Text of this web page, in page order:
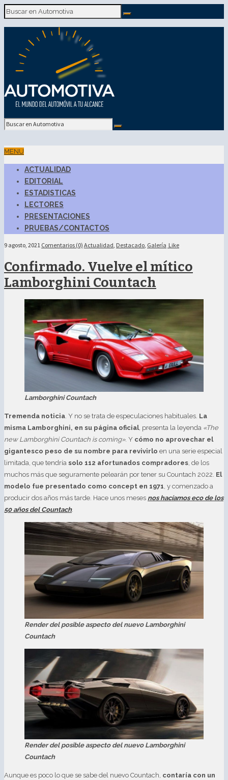
MENU
ACTUALIDAD
EDITORIAL
ESTADISTICAS
LECTORES
PRESENTACIONES
PRUEBAS/CONTACTOS
9 agosto, 2021 Comentarios (0) Actualidad, Destacado, Galería Like
Confirmado. Vuelve el mítico
Lamborghini Countach
Lamborghini Countach
Tremenda noticia. Y no se trata de especulaciones habituales. La
misma Lamborghini, en su página oficial, presenta la leyenda «The
new Lamborghini Countach is coming». Y cómo no aprovechar el
gigantesco peso de su nombre para revivirlo en una serie especial
limitada, que tendría solo 112 afortunados compradores, de los
muchos más que seguramente pelearán por tener su Countach 2022. El
modelo fue presentado como concept en 1971, y comenzado a
producir dos años más tarde. Hace unos meses nos hacíamos eco de los
50 años del Countach.
Render del posible aspecto del nuevo Lamborghini
Countach
Render del posible aspecto del nuevo Lamborghini
Countach
Aunque es poco lo que se sabe del nuevo Countach, contaría con un